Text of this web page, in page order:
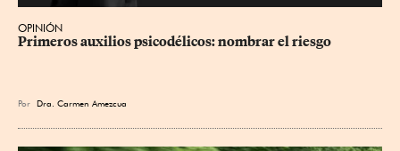
OPINIÓN
Primeros auxilios psicodélicos: nombrar el riesgo
Por Dra. Carmen Amezcua